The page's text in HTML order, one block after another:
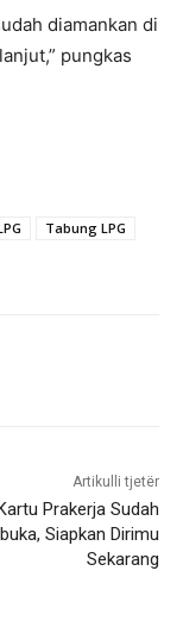
diamankan di
pungkas
Tabung LPG
Artikulli tjetër
Prakerja Sudah
Siapkan Dirimu
Sekarang